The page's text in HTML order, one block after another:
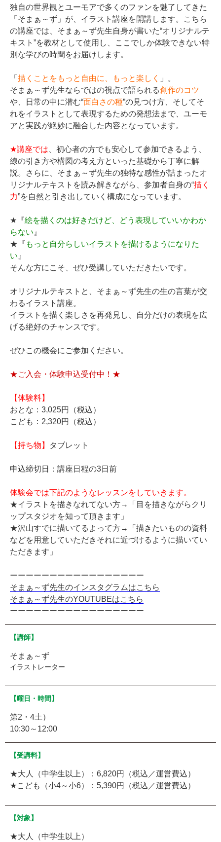
独自の世界観とユーモアで多くのファンを魅了してきた
「そまぁ～ず」が、イラスト講座を開講します。こちら
の講座では、そまぁ～ず先生自身が書いた“オリジナルテ
キスト”を教材として使用し、ここでしか体験できない特
別な学びの時間をお届けします。
「 描くことをもっと自由に、もっと楽しく
」。
そまぁ～ず先生ならではの視点で語られる創作のコツ
や、日常の中に潜む“面白さの種”の見つけ方、そしてそ
れをイラストとして表現するための発想法まで、ユーモ
アと実践が絶妙に融合した内容となっています。
★講座では 、初心者の方でも安心して参加できるよう、
線の引き方や構図の考え方といった基礎から丁寧に解
説。さらに、そまぁ～ず先生の独特な感性が詰まったオ
リジナルテキストを読み解きながら、参加者自身の“描く
力”を自然と引き出していく構成になっています。
★『絵を描くのは好きだけど、どう表現していいかわか
らない 』
★『 もっと自分らしいイラストを描けるようになりた
い 』
そんな方にこそ、ぜひ受講していただきたいです。
オリジナルテキストと、そまぁ～ず先生の生の言葉が交
わるイラスト講座。
イラストを描く楽しさを再発見し、自分だけの表現を広
げる絶好のチャンスです。
ぜひこの機会にご参加ください。
★ご入会・体験申込受付中！★
【体験料】
おとな：3,025円（税込）
こども：2,320円（税込）
【持ち物】 タブレット
申込締切日：講座日程の3日前
体験会では下記のようなレッスンをしていきます。
★イラストを描きなれてない方→「目を描きながらクリ
ップスタジオを知って頂きます」
★沢山すでに描いてるよって方→「描きたいものの資料
などを用意していただきそれに近づけるように描いてい
ただきます」
ーーーーーーーーーーーーーーーーー
そまぁ～ず先生のインスタグラムはこちら
そまぁ～ず先生のYOUTUBEはこちら
ーーーーーーーーーーーーーーーーー
【講師】
そまぁ～ず
イラストレーター
【曜日・時間】
第2・4土）
10:30～12:00
【受講料】
★大人（中学生以上）：6,820円（税込／運営費込）
★こども（小4～小6）：5,390円（税込／運営費込）
【対象】
★大人（中学生以上）